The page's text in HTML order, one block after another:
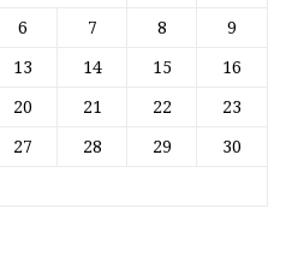
6 7 8 9
13 14 15 16
20 21 22 23
27 28 29 30